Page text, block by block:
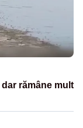
rămâne mult